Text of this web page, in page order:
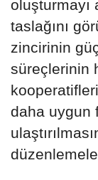
oluşturmayı
taslağını
zincirinin
süreçlerinin
daha uygun